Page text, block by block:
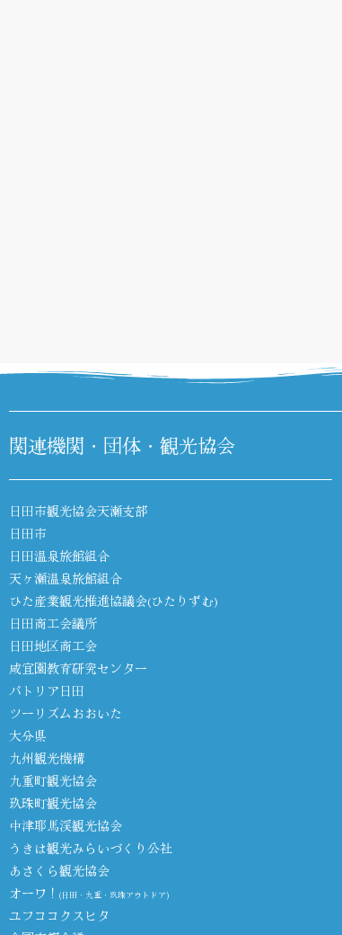
関連機関・団体・観光協会
日田市観光協会天瀬支部
日田市
日田温泉旅館組合
天ヶ瀬温泉旅館組合
ひた産業観光推進協議会(ひたりずむ)
日田商工会議所
日田地区商工会
咸宜園教育研究センター
パトリア日田
ツーリズムおおいた
大分県
九州観光機構
九重町観光協会
玖珠町観光協会
中津耶馬渓観光協会
うきは観光みらいづくり公社
あさくら観光協会
オーワ！ (日田・九重・玖珠アウトドア)
ユフココクスヒタ